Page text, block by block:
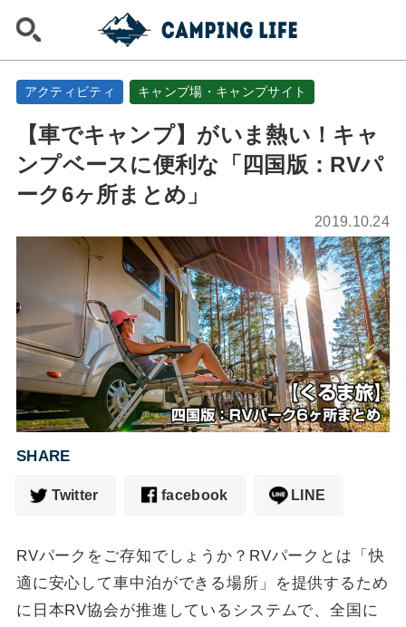
アクティビティ キャンプ場・キャンプサイト
【車でキャンプ】がいま熱い！キャ
ンプベースに便利な「四国版：RVパ
ーク6ヶ所まとめ」
2019.10.24
SHARE
Twitter facebook LINE
RVパークをご存知でしょうか？RVパークとは「快
適に安心して車中泊ができる場所」を提供するため
に日本RV協会が推進しているシステムで、全国に